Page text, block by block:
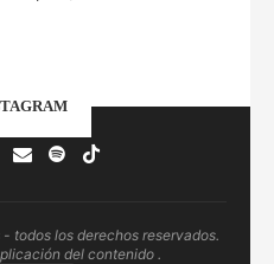
todos los derechos reservados.
del contenido .